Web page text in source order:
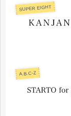
SUPER EIGHT
A.B.C-Z